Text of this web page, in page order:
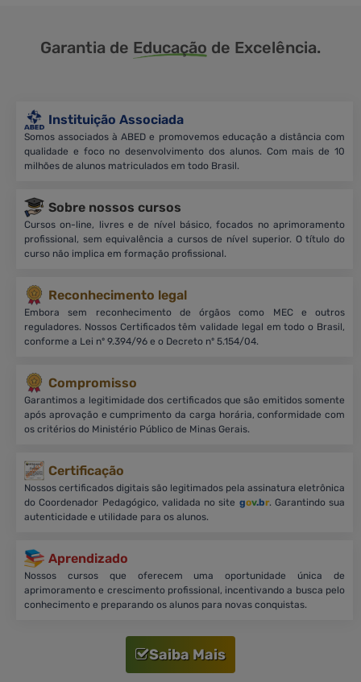
Garantia de Educação de Excelência.
Instituição Associada
Somos associados à ABED e promovemos educação a distância com
qualidade e foco no desenvolvimento dos alunos. Com mais de 10
milhões de alunos matriculados em todo Brasil.
Sobre nossos cursos
Cursos on-line, livres e de nível básico, focados no aprimoramento
profissional, sem equivalência a cursos de nível superior. O título do
curso não implica em formação profissional.
Reconhecimento legal
Embora sem reconhecimento de órgãos como MEC e outros
reguladores. Nossos Certificados têm validade legal em todo o Brasil,
conforme a Lei nº 9.394/96 e o Decreto nº 5.154/04.
Compromisso
Garantimos a legitimidade dos certificados que são emitidos somente
após aprovação e cumprimento da carga horária, conformidade com
os critérios do Ministério Público de Minas Gerais.
Certificação
Nossos certificados digitais são legitimados pela assinatura eletrônica
do Coordenador Pedagógico, validada no site gov.br. Garantindo sua
autenticidade e utilidade para os alunos.
Aprendizado
Nossos cursos que oferecem uma oportunidade única de
aprimoramento e crescimento profissional, incentivando a busca pelo
conhecimento e preparando os alunos para novas conquistas.
Saiba Mais